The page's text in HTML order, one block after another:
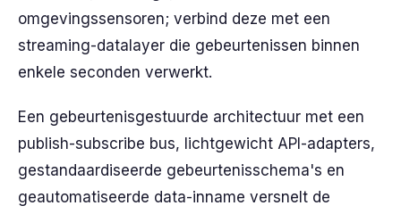
omgevingssensoren; verbind deze met een
streaming-datalayer die gebeurtenissen binnen
enkele seconden verwerkt.
Een gebeurtenisgestuurde architectuur met een
publish-subscribe bus, lichtgewicht API-adapters,
gestandaardiseerde gebeurtenisschema's en
geautomatiseerde data-inname versnelt de